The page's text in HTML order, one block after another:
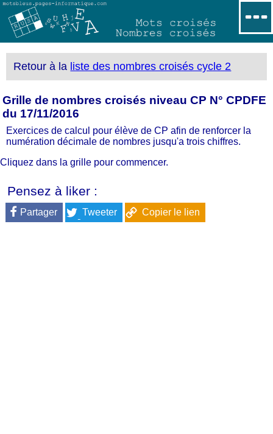
Retour à la liste des nombres croisés cycle 2
Grille de nombres croisés niveau CP N° CPDFE
du 17/11/2016
Exercices de calcul pour élève de CP afin de renforcer la
numération décimale de nombres jusqu'a trois chiffres.
Cliquez dans la grille pour commencer.
Pensez à liker :
Partager Tweeter Copier le lien